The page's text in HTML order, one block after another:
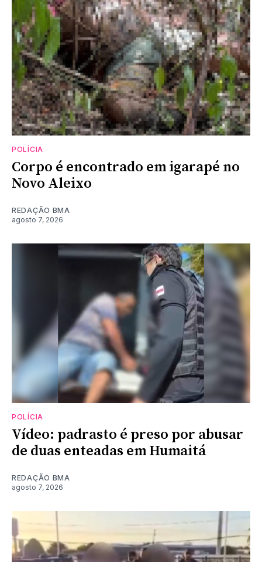
POLÍCIA
Corpo é encontrado em igarapé no
Novo Aleixo
REDAÇÃO BMA
agosto 7, 2026
POLÍCIA
Vídeo: padrasto é preso por abusar
de duas enteadas em Humaitá
REDAÇÃO BMA
agosto 7, 2026